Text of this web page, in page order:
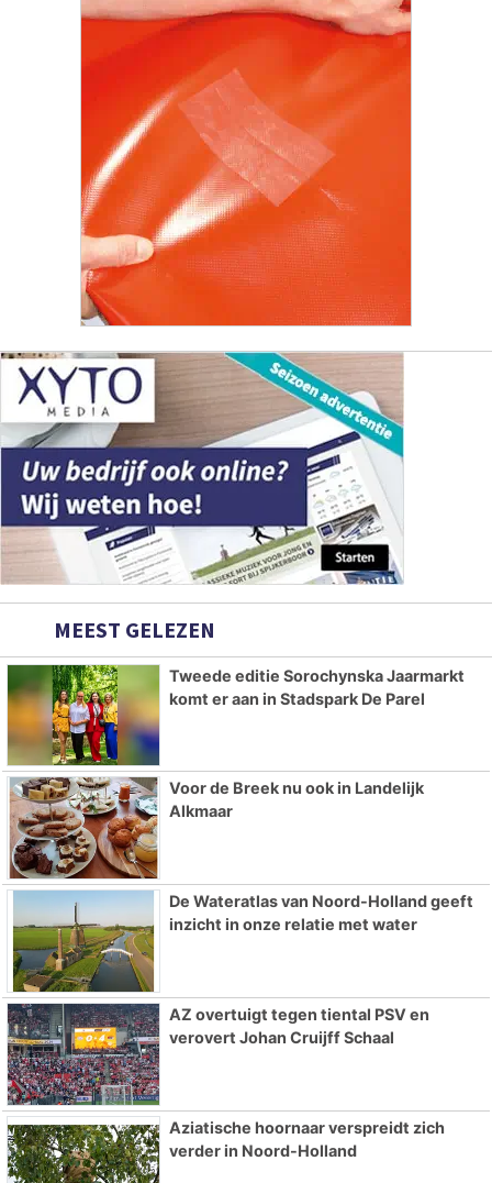
MEEST GELEZEN
Tweede editie Sorochynska Jaarmarkt
komt er aan in Stadspark De Parel
Voor de Breek nu ook in Landelijk
Alkmaar
De Wateratlas van Noord-Holland geeft
inzicht in onze relatie met water
AZ overtuigt tegen tiental PSV en
verovert Johan Cruijff Schaal
Aziatische hoornaar verspreidt zich
verder in Noord-Holland